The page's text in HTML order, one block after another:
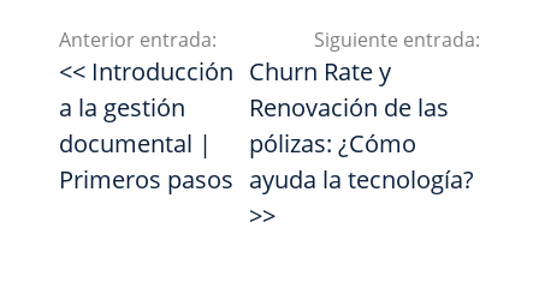
Anterior entrada:
<< Introducción
a la gestión
documental |
Primeros pasos
Siguiente entrada:
Churn Rate y
Renovación de las
pólizas: ¿Cómo
ayuda la tecnología?
>>